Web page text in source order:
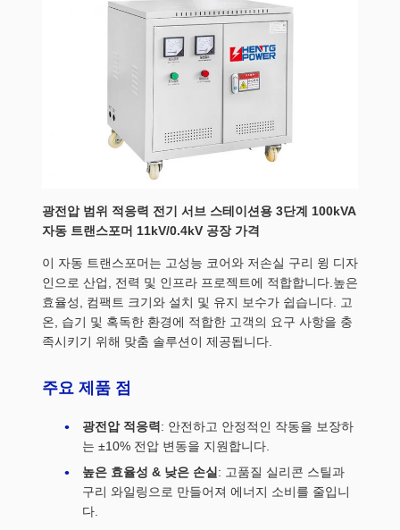
광전압 범위 적응력 전기 서브 스테이션용 3단계 100kVA
자동 트랜스포머 11kV/0.4kV 공장 가격
이 자동 트랜스포머는 고성능 코어와 저손실 구리 윙 디자
인으로 산업, 전력 및 인프라 프로젝트에 적합합니다.높은
효율성, 컴팩트 크기와 설치 및 유지 보수가 쉽습니다. 고
온, 습기 및 혹독한 환경에 적합한 고객의 요구 사항을 충
족시키기 위해 맞춤 솔루션이 제공됩니다.
주요 제품 점
광전압 적응력: 안전하고 안정적인 작동을 보장하
는 ±10% 전압 변동을 지원합니다.
높은 효율성 & 낮은 손실: 고품질 실리콘 스틸과
구리 와일링으로 만들어져 에너지 소비를 줄입니
다.